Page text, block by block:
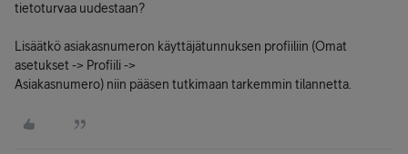
tietoturvaa uudestaan?
Lisäätkö asiakasnumeron käyttäjätunnuksen profiiliin (Omat
asetukset -> Profiili ->
Asiakasnumero) niin pääsen tutkimaan tarkemmin tilannetta.